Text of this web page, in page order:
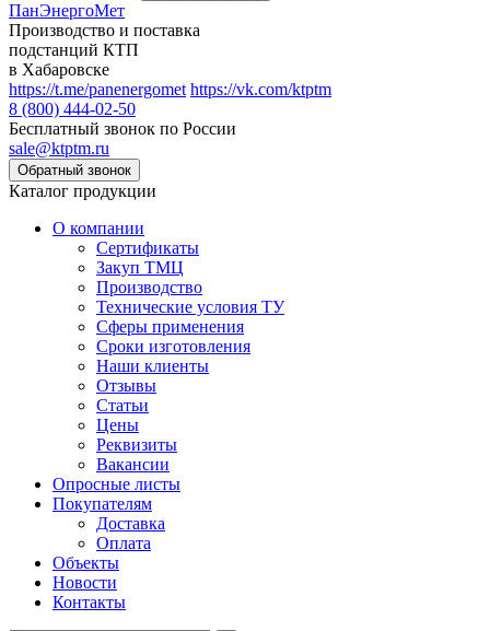
ПанЭнергоМет
Производство и поставка
подстанций КТП
в Хабаровске
https://t.me/panenergomet https://vk.com/ktptm
8 (800) 444-02-50
Бесплатный звонок по России
sale@ktptm.ru
Каталог продукции
О компании
Сертификаты
Закуп ТМЦ
Производство
Технические условия ТУ
Сферы применения
Сроки изготовления
Наши клиенты
Отзывы
Статьи
Цены
Реквизиты
Вакансии
Опросные листы
Покупателям
Доставка
Оплата
Объекты
Новости
Контакты